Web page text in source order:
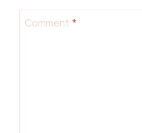
Comment *